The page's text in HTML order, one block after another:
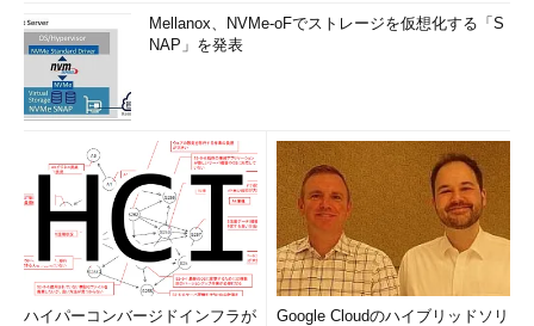
Mellanox、NVMe-oFでストレージを仮想化する「S
NAP」を発表
ハイパーコンバージドインフラが
Google Cloudのハイブリッドソリ